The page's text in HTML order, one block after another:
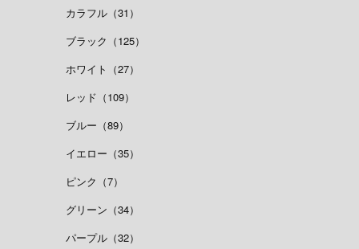
カラフル（31）
ブラック（125）
ホワイト（27）
レッド（109）
ブルー（89）
イエロー（35）
ピンク（7）
グリーン（34）
パープル（32）